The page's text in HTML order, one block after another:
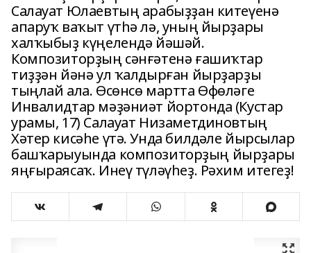
Салауат Юлаевтың арабыҙҙан китеүенә
апаруҡ ваҡыт үтһә лә, уның йырҙары
халҡыбыҙ күңелендә йәшәй.
Композиторҙың сәнғәтенә ғашиҡтар
тиҙҙән йәнә ул ҡалдырған йырҙарҙы
тыңлай ала. Өсөнсө мартта Өфөләге
Инвалидтар мәҙәниәт йортонда (Кустар
урамы, 17) Салауат Низаметдиновтың
Хәтер кисәһе үтә. Унда билдәле йырсылар
башҡарыуында композиторҙың йырҙары
яңғыраясаҡ. Инеү түләүһеҙ. Рәхим итегеҙ!